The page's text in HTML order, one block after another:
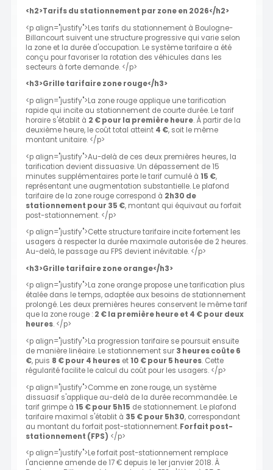
<h2>Tarifs du stationnement par zone en 2026</h2>
<p align="justify">Les tarifs du stationnement à Boulogne-
Billancourt suivent une structure progressive qui varie selon
la zone et la durée d'occupation. Le système tarifaire a été
conçu pour favoriser la rotation des véhicules dans les
secteurs à forte demande. </p>
<h3>Grille tarifaire zone rouge</h3>
<p align="justify">La zone rouge applique une tarification
rapide qui incite au stationnement de courte durée. Le tarif
horaire s'établit à 2 € pour la première heure. À partir de la
deuxième heure, le coût total atteint 4 €, soit le même
montant unitaire. </p>
<p align="justify">Au-delà de ces deux premières heures, la
tarification devient dissuasive. Un dépassement de 15
minutes supplémentaires porte le tarif cumulé à 15 €,
représentant une augmentation substantielle. Le plafond
tarifaire de la zone rouge correspond à 2h30 de
stationnement pour 35 €, montant qui équivaut au forfait
post-stationnement. </p>
<p align="justify">Cette structure tarifaire incite fortement les
usagers à respecter la durée maximale autorisée de 2 heures.
Au-delà, le passage au FPS devient inévitable. </p>
<h3>Grille tarifaire zone orange</h3>
<p align="justify">La zone orange propose une tarification plus
étalée dans le temps, adaptée aux besoins de stationnement
prolongé. Les deux premières heures conservent le même tarif
que la zone rouge : 2 € la première heure et 4 € pour deux
heures. </p>
<p align="justify">La progression tarifaire se poursuit ensuite
de manière linéaire. Le stationnement sur 3 heures coûte 6
€, puis 8 € pour 4 heures et10 € pour 5 heures. Cette
régularité facilite le calcul du coût pour les usagers. </p>
<p align="justify">Comme en zone rouge, un système
dissuasif s'applique au-delà de la durée recommandée. Le
tarif grimpe à 15 € pour 5h15 de stationnement. Le plafond
tarifaire maximal s'établit à 35 € pour 5h30, correspondant
au montant du forfait post-stationnement.Forfait post-
stationnement (FPS) </p>
<p align="justify">Le forfait post-stationnement remplace
l'ancienne amende de 17 € depuis le 1er janvier 2018. À